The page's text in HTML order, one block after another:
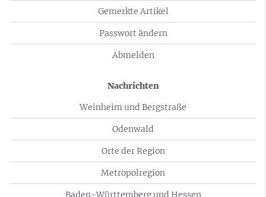
Gemerkte Artikel
Passwort ändern
Abmelden
Nachrichten
Weinheim und Bergstraße
Odenwald
Orte der Region
Metropolregion
Baden-Württemberg und Hessen